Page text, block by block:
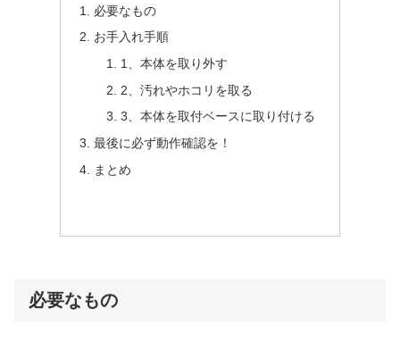
必要なもの
お手入れ手順
1、本体を取り外す
2、汚れやホコリを取る
3、本体を取付ベースに取り付ける
最後に必ず動作確認を！
まとめ
必要なもの